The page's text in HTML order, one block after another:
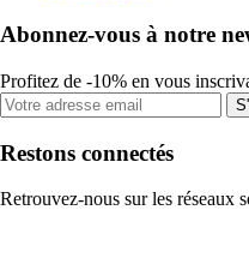
Abonnez-vous à notre
Profitez de -10% en vous
Restons connectés
Retrouvez-nous sur les réseaux